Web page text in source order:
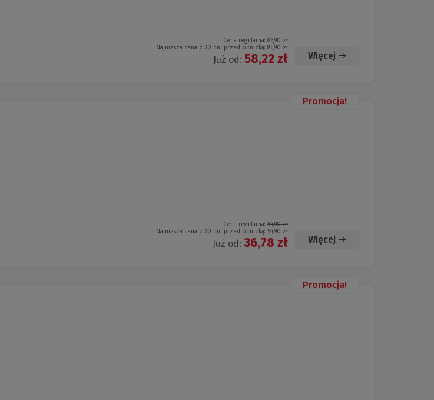
Cena regularna: 86,90 zł
Najniższa cena z 30 dni przed obniżką: 86,90 zł
Już od: 58,22 zł Więcej
Promocja!
Cena regularna: 54,90 zł
Najniższa cena z 30 dni przed obniżką: 54,90 zł
Już od: 36,78 zł Więcej
Promocja!